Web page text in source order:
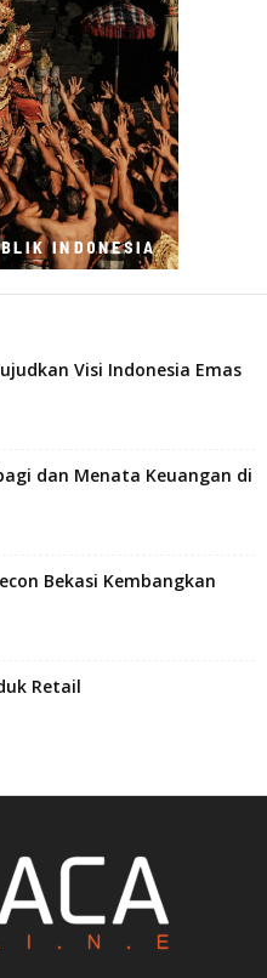
Visi Indonesia Emas
dan Menata Keuangan di
Bekasi Kembangkan
Retail